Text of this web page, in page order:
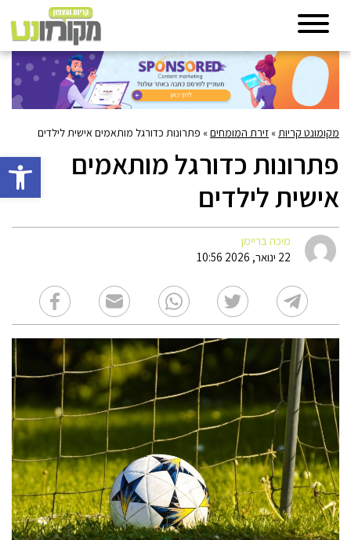
פתח
מקומונט קריות » זירת המומחים» פתרונות כדורגל מותאמים אישית לילדים
פתרונות כדורגל מותאמים
אישית לילדים
מיכה בריימן
22 ינואר, 2026 10:56